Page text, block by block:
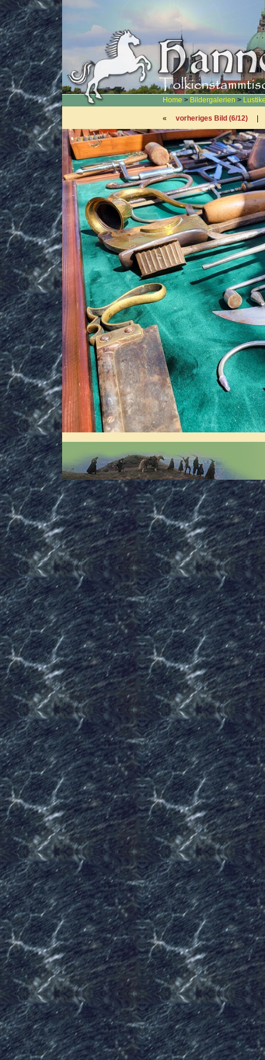
Home > Bildergalerien >
« vorheriges Bild (6/12)